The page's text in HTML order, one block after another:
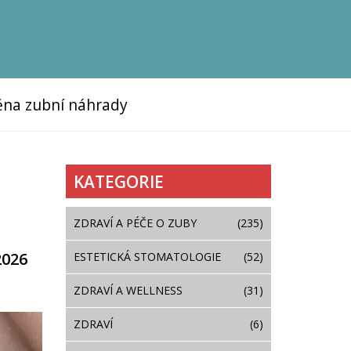
zubní náhrady
KATEGORIE
ZDRAVÍ A PÉČE O ZUBY (235)
ESTETICKÁ STOMATOLOGIE (52)
ZDRAVÍ A WELLNESS (31)
ZDRAVÍ (6)